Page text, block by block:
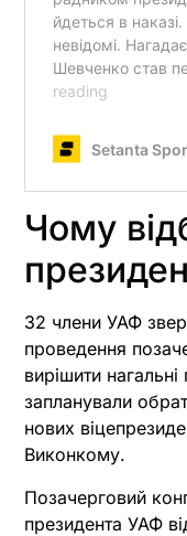
Чому
32 члени УАФ
проведення
вирішити
запланували
нових
Виконкому.
Позачерговий
президента УАФ